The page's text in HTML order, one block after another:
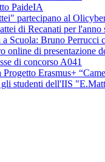
PaideIA
partecipano al
di Recanati per l'anno
Scuola: Bruno Perrucci
online di presentazione
di concorso A041
Erasmus+
studenti dell'IIS